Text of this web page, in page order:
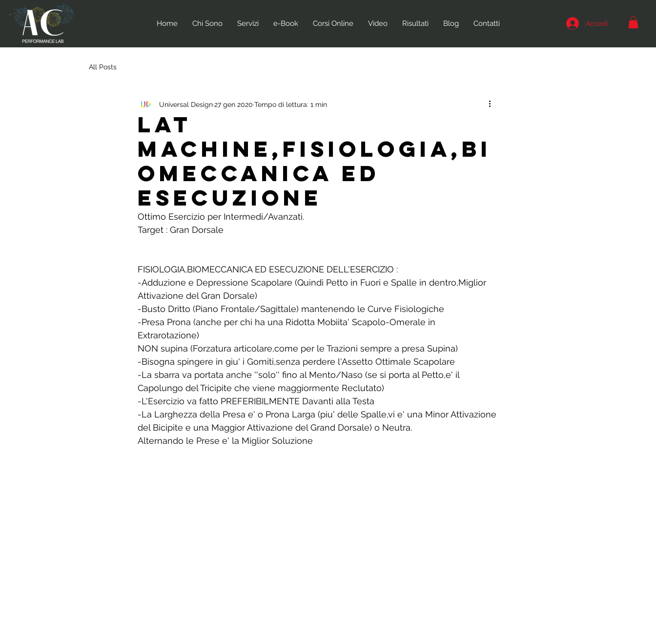
Home Chi Sono Servizi e-Book Corsi Online Video Risultati Blog Contatti Accedi
All Posts
Lat
Machine,Fisiologia,Bi
omeccanica ed
Esecuzione
Universal Design27 gen 2020 Tempo di lettura: 1 min
Ottimo Esercizio per Intermedi/Avanzati.
Target : Gran Dorsale
FISIOLOGIA,BIOMECCANICA ED ESECUZIONE DELL'ESERCIZIO :
-Adduzione e Depressione Scapolare (Quindi Petto in Fuori e Spalle in dentro,Miglior
Attivazione del Gran Dorsale)
-Busto Dritto (Piano Frontale/Sagittale) mantenendo le Curve Fisiologiche
-Presa Prona (anche per chi ha una Ridotta Mobiita' Scapolo-Omerale in
Extrarotazione)
NON supina (Forzatura articolare,come per le Trazioni sempre a presa Supina)
-Bisogna spingere in giu' i Gomiti,senza perdere l'Assetto Ottimale Scapolare
-La sbarra va portata anche ''solo'' fino al Mento/Naso (se si porta al Petto,e' il
Capolungo del Tricipite che viene maggiormente Reclutato)
-L'Esercizio va fatto PREFERIBILMENTE Davanti alla Testa
-La Larghezza della Presa e' o Prona Larga (piu' delle Spalle,vi e' una Minor Attivazione
del Bicipite e una Maggior Attivazione del Grand Dorsale) o Neutra.
Alternando le Prese e' la Miglior Soluzione